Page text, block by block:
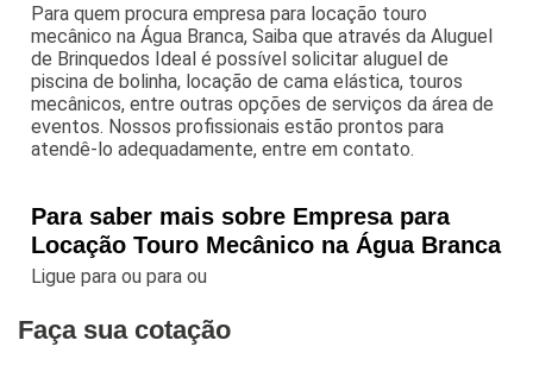
Para quem procura empresa para locação touro
mecânico na Água Branca, Saiba que através da Aluguel
de Brinquedos Ideal é possível solicitar aluguel de
piscina de bolinha, locação de cama elástica, touros
mecânicos, entre outras opções de serviços da área de
eventos. Nossos profissionais estão prontos para
atendê-lo adequadamente, entre em contato.
Para saber mais sobre Empresa para
Locação Touro Mecânico na Água Branca
Ligue paraou paraou
Faça sua cotação